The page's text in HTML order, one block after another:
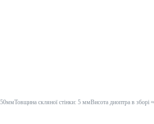
скляної стінки: 5 ммВисота диоптра в зборі